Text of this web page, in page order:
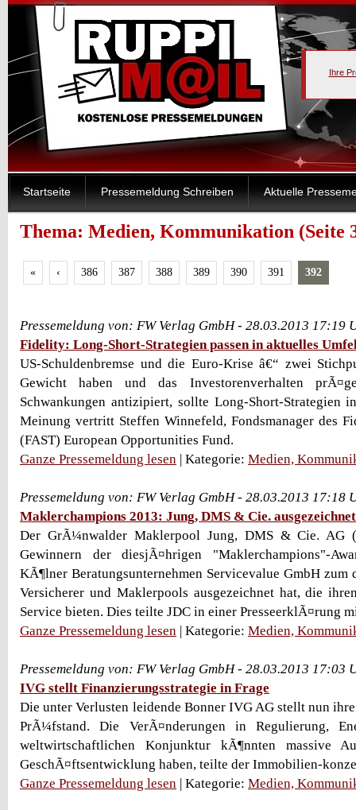
Ihre
Startseite Pressemeldung Schreiben Aktuelle
Thema: Medien, Kommunikation (Seite
« ‹ 386 387 388 389 390 391 392
Pressemeldung von: FW Verlag GmbH - 28.03.2013 17:19
Fidelity: Long-Short-Strategien passen in aktuelles
US-Schuldenbremse und die Euro-Krise â€“ zwei
Gewicht haben und das Investorenverhalten
Schwankungen antizipiert, sollte Long-Short-Strategien
Meinung vertritt Steffen Winnefeld, Fondsmanager des
(FAST) European Opportunities Fund.
Ganze Pressemeldung lesen | Kategorie: Medien,
Pressemeldung von: FW Verlag GmbH - 28.03.2013 17:18
Maklerchampions 2013: Jung, DMS & Cie. ausgezeichnet
Der GrÃ¼nwalder Maklerpool Jung, DMS & Cie. AG
Gewinnern der diesjÃ¤hrigen "Maklerchampions"-
KÃ¶lner Beratungsunternehmen Servicevalue GmbH
Versicherer und Maklerpools ausgezeichnet hat, die
Service bieten. Dies teilte JDC in einer PresseerklÃ¤rung
Ganze Pressemeldung lesen | Kategorie: Medien,
Pressemeldung von: FW Verlag GmbH - 28.03.2013 17:03
IVG stellt Finanzierungsstrategie in Frage
Die unter Verlusten leidende Bonner IVG AG stellt nun
PrÃ¼fstand. Die VerÃ¤nderungen in Regulierung,
weltwirtschaftlichen Konjunktur kÃ¶nnten massive
GeschÃ¤ftsentwicklung haben, teilte der Immobilien-
Ganze Pressemeldung lesen | Kategorie: Medien,